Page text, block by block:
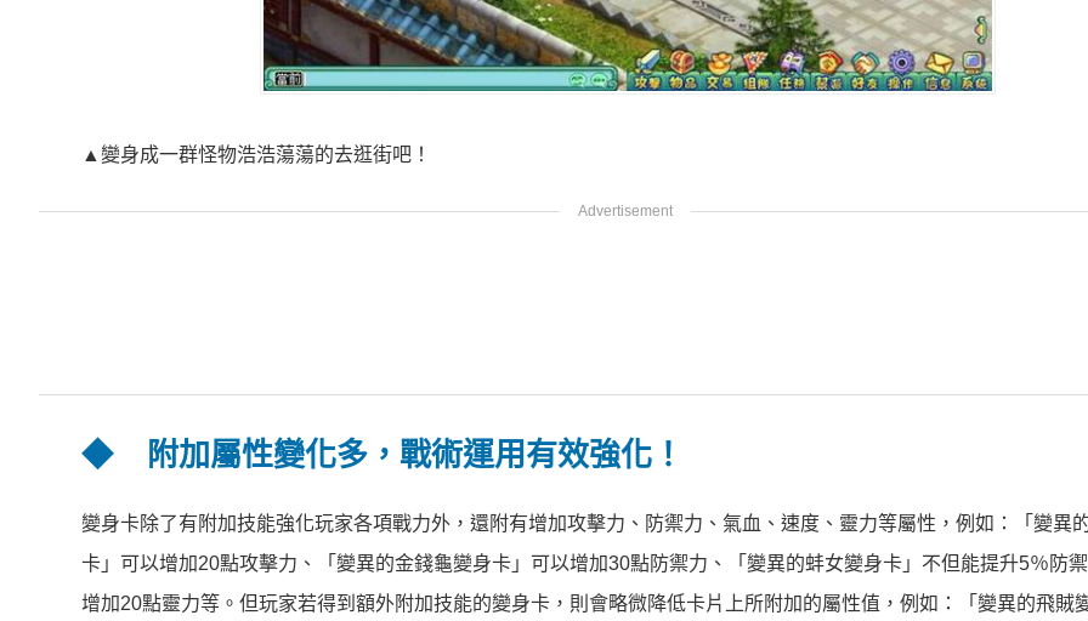
▲變身成一群怪物浩浩蕩蕩的去逛街吧！
◆ 附加屬性變化多，戰術運用有效強化！
變身卡除了有附加技能強化玩家各項戰力外，還附有增加攻擊力、防禦力、氣血、速度、靈力等屬性，例如：「變異
卡」可以增加20點攻擊力、「變異的金錢龜變身卡」可以增加30點防禦力、「變異的蚌女變身卡」不但能提升5％防
增加20點靈力等。但玩家若得到額外附加技能的變身卡，則會略微降低卡片上所附加的屬性值，例如：「變異的飛賊